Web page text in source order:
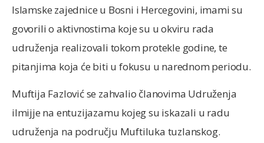
Islamske zajednice u Bosni i Hercegovini, imami su
govorili o aktivnostima koje su u okviru rada
udruženja realizovali tokom protekle godine, te
pitanjima koja će biti u fokusu u narednom periodu.
Muftija Fazlović se zahvalio članovima Udruženja
ilmijje na entuzijazamu kojeg su iskazali u radu
udruženja na području Muftiluka tuzlanskog.